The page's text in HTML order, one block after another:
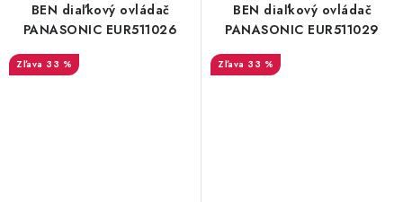
BEN diaľkový ovládač
PANASONIC EUR511026
33 %
BEN diaľkový ovládač
PANASONIC EUR511029
33 %